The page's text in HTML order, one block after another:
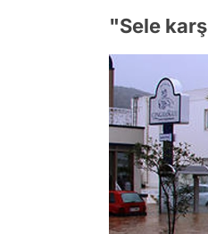
"Sele